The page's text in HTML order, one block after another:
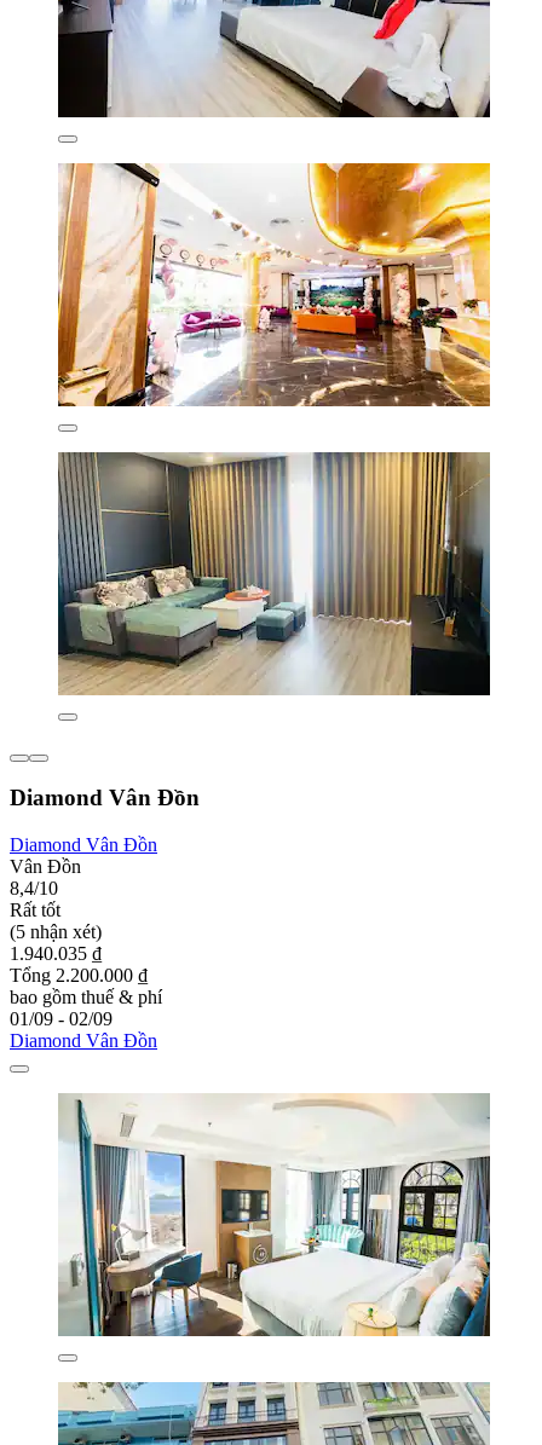
Diamond Vân Đồn
Diamond Vân Đồn
Vân Đồn
8,4/10
Rất tốt
(5 nhận xét)
1.940.035 ₫
Tổng 2.200.000 ₫
bao gồm thuế & phí
01/09 - 02/09
Diamond Vân Đồn